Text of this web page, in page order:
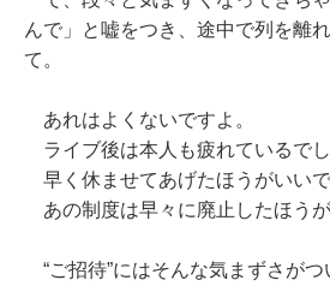
んで」と嘘をつき、途中で列を離
て。
あれはよくないですよ。
ライブ後は本人も疲れているでし
早く休ませてあげたほうがいいで
あの制度は早々に廃止したほうが
“ご招待”にはそんな気まずさがつ